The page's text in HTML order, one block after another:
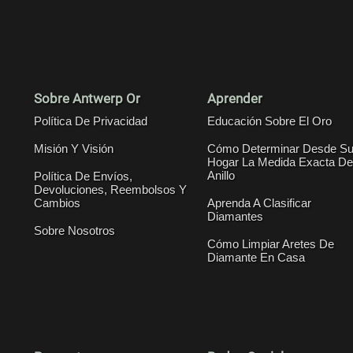
Sobre Antwerp Or
Política De Privacidad
Misión Y Visión
Política De Envíos,
Devoluciones, Reembolsos Y
Cambios
Sobre Nosotros
Aprender
Educación Sobre El Oro
Cómo Determinar Desde Su
Hogar La Medida Exacta
Anillo
Aprenda A Clasificar
Diamantes
Cómo Limpiar Aretes De
Diamante En Casa